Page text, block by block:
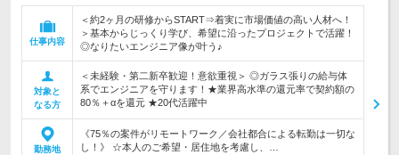
仕事内容
＜約2ヶ月の研修からSTART⇒着実に市場価値の高い人材へ！
＞基本からじっくり学び、希望に沿ったプロジェクトで活躍！
◎なりたいエンジニア像が叶う♪
対象と
なる方
＜未経験・第二新卒歓迎！意欲重視＞ ◎ガラス張りの給与体
系でエンジニアを守ります！★業界高水準の還元率で契約額の
80％＋αを還元 ★20代活躍中
勤務地
《75％の案件がリモートワーク／会社都合による転勤は一切な
し！》 ☆本人のご希望・居住地を考慮し、…